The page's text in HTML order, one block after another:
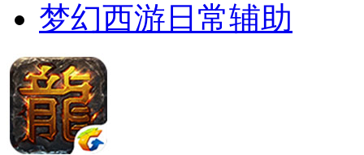
梦幻西游日常辅助